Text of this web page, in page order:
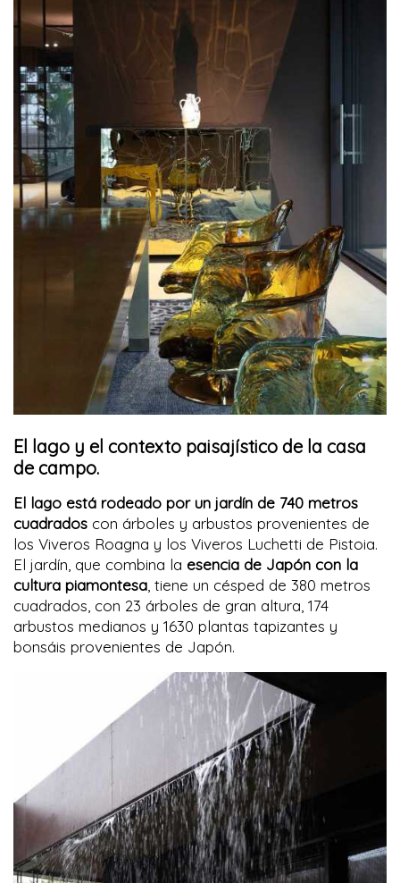
El lago y el contexto paisajístico de la casa
de campo.
El lago está rodeado por un jardín de 740 metros
cuadrados con árboles y arbustos provenientes de
los Viveros Roagna y los Viveros Luchetti de Pistoia.
El jardín, que combina la esencia de Japón con la
cultura piamontesa , tiene un césped de 380 metros
cuadrados, con 23 árboles de gran altura, 174
arbustos medianos y 1630 plantas tapizantes y
bonsáis provenientes de Japón.